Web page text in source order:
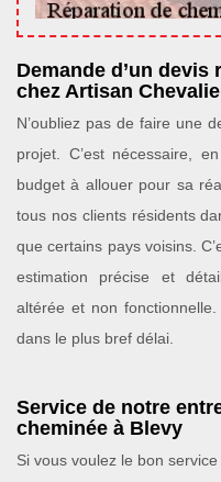
Demande d’un
chez Artisan
N’oubliez pas de faire une
projet. C’est nécessaire,
budget à allouer pour sa
tous nos clients résidents
que certains pays voisins.
estimation précise et
altérée et non
dans le plus bref délai.
Service de notre
cheminée à Blevy
Si vous voulez le bon